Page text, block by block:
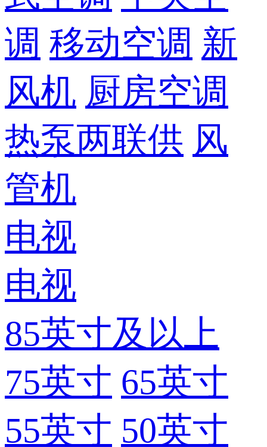
调 移动空调 新
风机 厨房空调
热泵两联供 风
管机
电视
电视
85英寸及以上
75英寸 65英寸
55英寸 50英寸